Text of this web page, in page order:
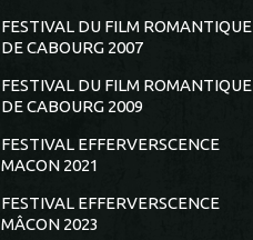
FESTIVAL DU FILM ROMANTIQUE
DE CABOURG 2007
FESTIVAL DU FILM ROMANTIQUE
DE CABOURG 2009
FESTIVAL EFFERVERSCENCE
MACON 2021
FESTIVAL EFFERVERSCENCE
MÂCON 2023